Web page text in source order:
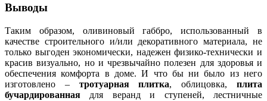
Выводы
Таким образом, оливиновый габбро, использованный в
качестве строительного и/или декоративного материала, не
только выгоден экономически, надежен физико-технически и
красив визуально, но и чрезвычайно полезен для здоровья и
обеспечения комфорта в доме. И что бы ни было из него
изготовлено – тротуарная плитка, облицовка,плита
бучардированная для веранд и ступеней, лестничные